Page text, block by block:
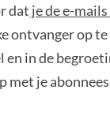
dat je de e-
ontvanger op
in de
met je